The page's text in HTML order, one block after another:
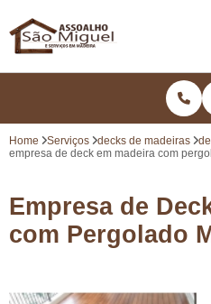
Home Serviços decks de madeiras
empresa de deck em madeira com
Empresa de
com Pergolado